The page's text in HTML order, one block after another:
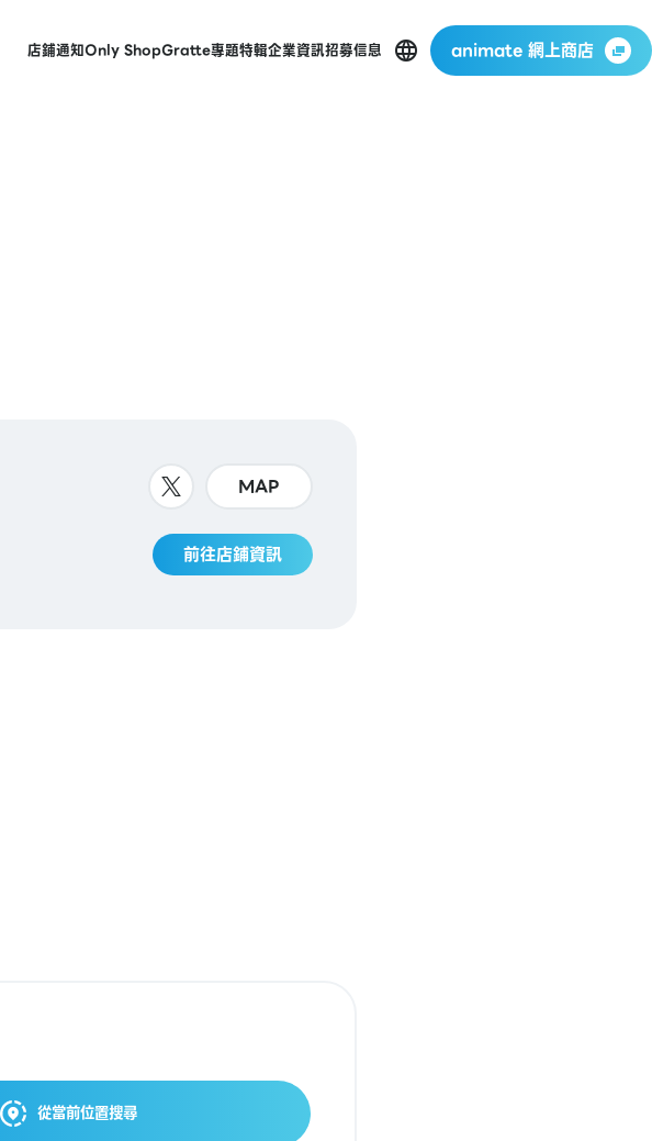
店鋪通知Only ShopGratte專題特輯企業資訊招募信息 animate 網上商店
MAP
前往店鋪資訊
從當前位置搜尋